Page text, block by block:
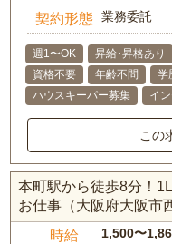
契約形態 業務委託
週1〜OK 昇給･昇格あり
資格不要
年齢不問 学
ハウスキーパー募集
イ
この
本町駅から徒歩8分！
お仕事（大阪府大阪市
時給 1,500〜